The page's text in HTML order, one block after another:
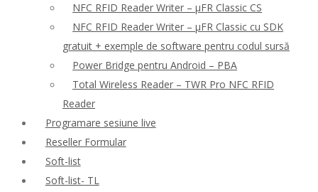
NFC RFID Reader Writer – μFR Classic CS
NFC RFID Reader Writer – μFR Classic cu SDK
gratuit + exemple de software pentru codul sursă
Power Bridge pentru Android – PBA
Total Wireless Reader – TWR Pro NFC RFID
Reader
Programare sesiune live
Reseller Formular
Soft-list
Soft-list- TL